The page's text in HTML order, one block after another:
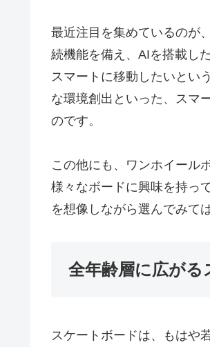
最近注目を集めているのが
続機能を備え、AIを搭載し
スマートに移動したいとい
な環境創出といった、スマ
のです。
この他にも、ワンホイール
様々なボードに興味を持っ
を想像しながら選んでみて
全年齢層に広が
スケートボードは、もはや